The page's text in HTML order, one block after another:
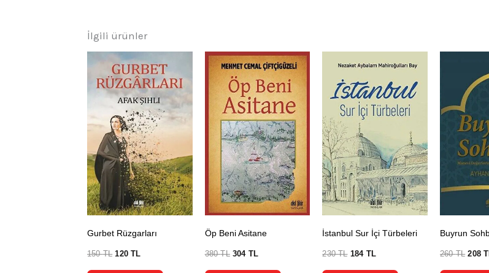
İlgili ürünler
Gurbet Rüzgarları
150TL 120TL
Öp Beni Asitane
380TL 304 TL
İstanbul Sur İçi Türbeleri
230TL 184 TL
Buyrun
260TL 208